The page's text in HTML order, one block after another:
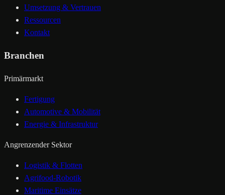
Umsetzung & Vertrauen
Ressourcen
Kontakt
Branchen
Primärmarkt
Fertigung
Automotive & Mobilität
Energie & Infrastruktur
Angrenzender Sektor
Logistik & Flotten
Agrifood-Robotik
Maritime Einsätze